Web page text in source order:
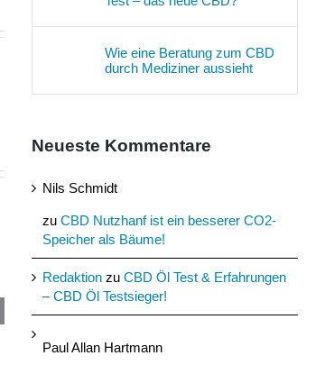
Katerstimmung: Wie
hilfreich ist CBD Hanf
nach zu viel Alkohol?
Das Ökohaus aus
Wie eine Beratung zum CBD
durch Mediziner aussieht
Neueste Kommentare
Nils Schmidt
zu CBD Nutzhanf ist ein besserer CO2-
Speicher als Bäume!
Redaktion zu CBD Öl Test & Erfahrungen
– CBD Öl Testsieger!
Paul Allan Hartmann